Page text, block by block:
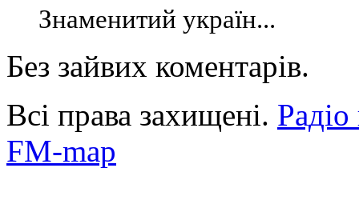
Знаменитий україн...
Без зайвих коментарів.
Всі права захищені.
FM-map